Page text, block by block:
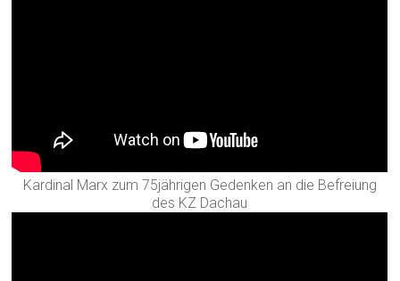
Kardinal Marx zum 75jährigen Gedenken an die Befreiung
des KZ Dachau